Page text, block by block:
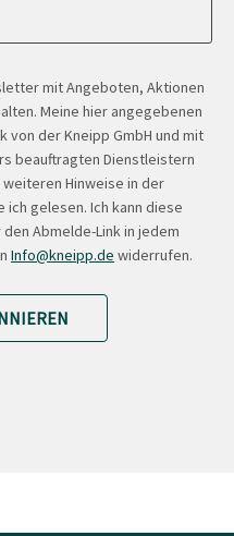
mit Angeboten, Aktionen
Meine hier angegebenen
von der Kneipp GmbH und mit
beauftragten Dienstleistern
Hinweise in der
ich gelesen. Ich kann diese
Abmelde-Link in jedem
Info@kneipp.de widerrufen.